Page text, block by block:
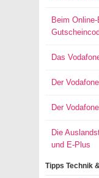
Beim
Das
Der
Der
Die
und E-Plus
Tipps Technik